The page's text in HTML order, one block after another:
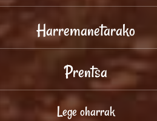
Harremanetarako
Prentsa
Lege oharrak